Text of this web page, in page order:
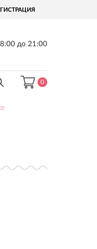
до 21:00
0